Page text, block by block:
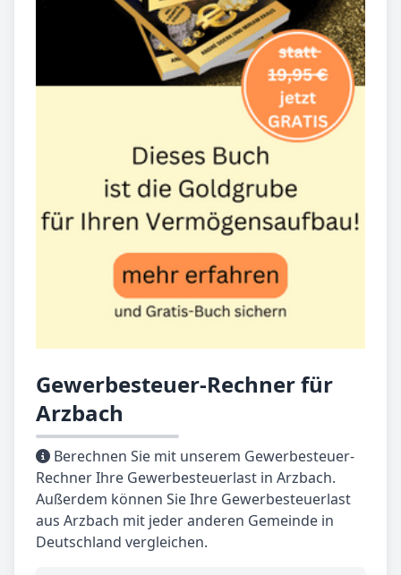
Gewerbesteuer-Rechner für
Arzbach
Berechnen Sie mit unserem Gewerbesteuer-
Rechner Ihre Gewerbesteuerlast in Arzbach.
Außerdem können Sie Ihre Gewerbesteuerlast
aus Arzbach mit jeder anderen Gemeinde in
Deutschland vergleichen.